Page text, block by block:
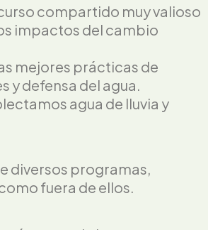
compartido muy valioso
impactos del cambio
mejores prácticas de
defensa del agua.
agua de lluvia y
diversos programas,
fuera de ellos.